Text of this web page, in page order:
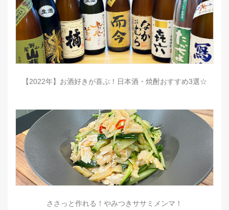
【2022年】お酒好きが喜ぶ！日本酒・焼酎おすすめ3選☆
ささっと作れる！やみつきササミメンマ！